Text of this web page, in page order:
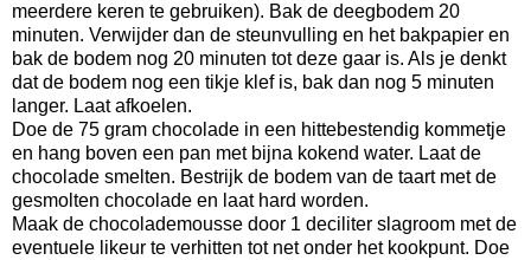
meerdere keren te gebruiken). Bak de deegbodem 20
minuten. Verwijder dan de steunvulling en het bakpapier en
bak de bodem nog 20 minuten tot deze gaar is. Als je denkt
dat de bodem nog een tikje klef is, bak dan nog 5 minuten
langer. Laat afkoelen.
Doe de 75 gram chocolade in een hittebestendig kommetje
en hang boven een pan met bijna kokend water. Laat de
chocolade smelten. Bestrijk de bodem van de taart met de
gesmolten chocolade en laat hard worden.
Maak de chocolademousse door 1 deciliter slagroom met de
eventuele likeur te verhitten tot net onder het kookpunt. Doe